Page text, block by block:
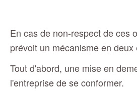
En cas de non-respect de ces
prévoit un mécanisme en deux
Tout d'abord, une mise en
l'entreprise de se conformer.